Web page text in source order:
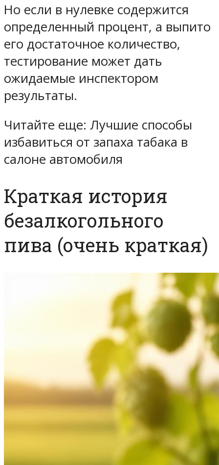
Но если в нулевке содержится
определенный процент, а выпито
его достаточное количество,
тестирование может дать
ожидаемые инспектором
результаты.
Читайте еще: Лучшие способы
избавиться от запаха табака в
салоне автомобиля
Краткая история
безалкогольного
пива (очень краткая)